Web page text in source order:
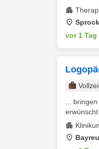
vor 1 Tag
...